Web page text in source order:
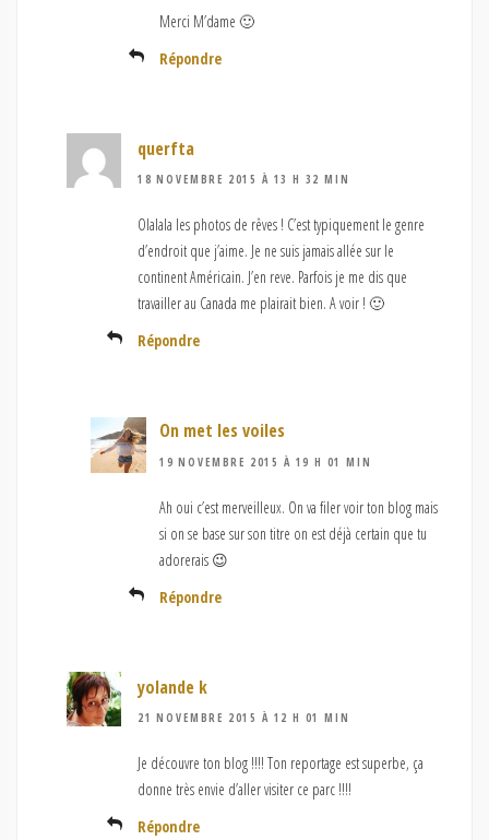
Merci M’dame 🙂
Répondre
querfta
18 NOVEMBRE 2015 À 13 H 32 MIN
Olalala les photos de rêves ! C’est typiquement le genre
d’endroit que j’aime. Je ne suis jamais allée sur le
continent Américain. J’en reve. Parfois je me dis que
travailler au Canada me plairait bien. A voir ! 🙂
Répondre
On met les voiles
19 NOVEMBRE 2015 À 19 H 01 MIN
Ah oui c’est merveilleux. On va filer voir ton blog mais
si on se base sur son titre on est déjà certain que tu
adorerais 😉
Répondre
yolande k
21 NOVEMBRE 2015 À 12 H 01 MIN
Je découvre ton blog !!!! Ton reportage est superbe, ça
donne très envie d’aller visiter ce parc !!!!
Répondre